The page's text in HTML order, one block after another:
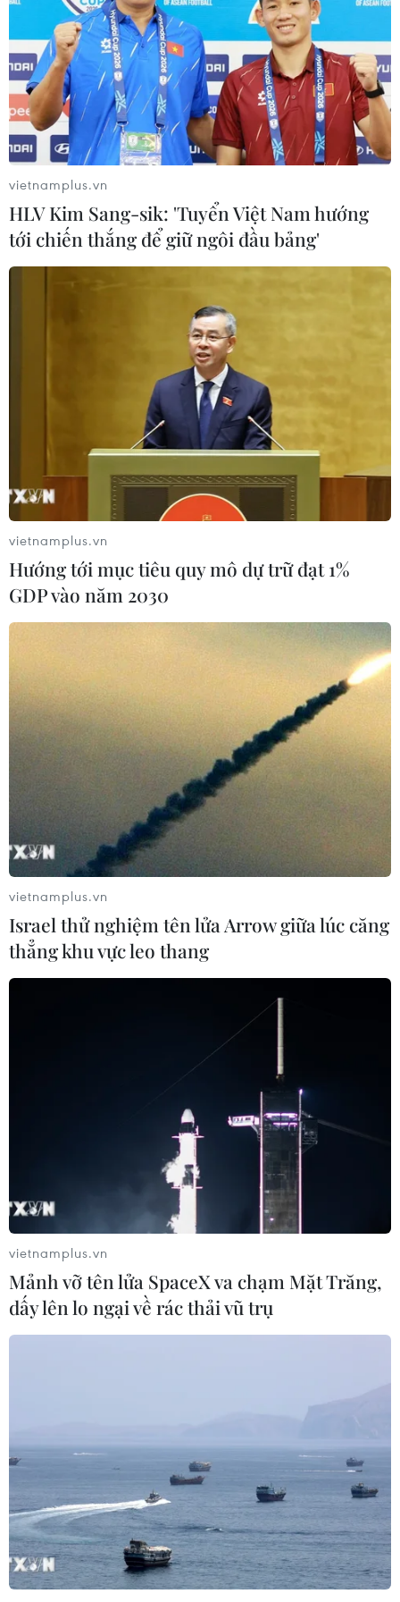
vietnamplus.vn
HLV Kim Sang-sik: 'Tuyển Việt Nam hướng
tới chiến thắng để giữ ngôi đầu bảng'
vietnamplus.vn
Hướng tới mục tiêu quy mô dự trữ đạt 1%
GDP vào năm 2030
vietnamplus.vn
Israel thử nghiệm tên lửa Arrow giữa lúc căng
thẳng khu vực leo thang
vietnamplus.vn
Mảnh vỡ tên lửa SpaceX va chạm Mặt Trăng,
dấy lên lo ngại về rác thải vũ trụ